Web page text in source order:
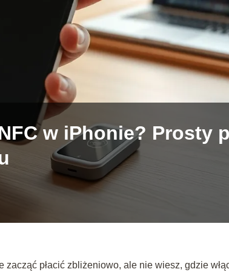
w iPhonie? Prosty
zacząć płacić zbliżeniowo, ale nie wiesz, gdzie